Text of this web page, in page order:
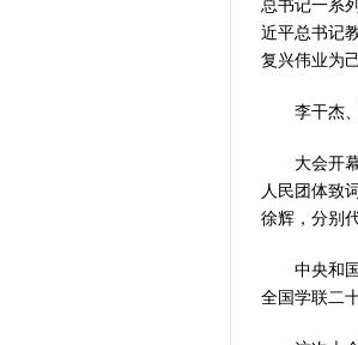
总书记一系
近平总书记
复兴伟业为
李干杰、
大会开幕
人民团体致
徐辉，分别
中央和国
全国学联二